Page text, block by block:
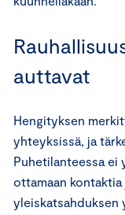
auttavat
Hengityksen
yhteyksissä, ja
Puhetilanteessa ei
ottamaan kontaktia
yleiskatsahduksen